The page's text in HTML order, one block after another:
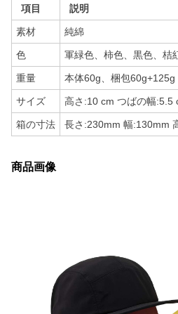
項目 説明
素材 純綿
色 軍緑色、柿色、黒色、桔
重量 本体60g、梱包60g+125g
サイズ 高さ:10 cm つばの幅:5.5
箱の寸法 長さ:230mm 幅:130mm
商品画像